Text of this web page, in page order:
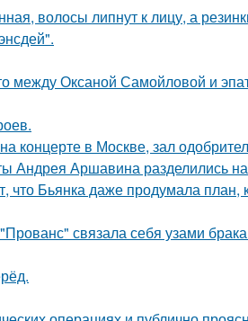
волосы липнут к лицу, а
между Оксаной Самойловой и
в Москве, зал
Андрея Аршавина разделились
Бьянка даже продумала план,
связала себя узами